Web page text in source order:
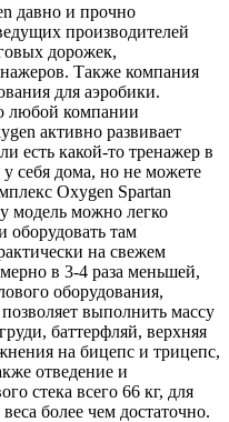
давно и прочно
производителей
дорожек,
Также компания
для аэробики.
любой компании
активно развивает
есть какой-то тренажер в
себя дома, но не можете
Oxygen Spartan
модель можно легко
оборудовать там
на свежем
в 3-4 раза меньшей,
оборудования,
выполнить массу
баттерфляй, верхняя
на бицепс и трицепс,
отведение и
стека всего 66 кг, для
более чем достаточно.